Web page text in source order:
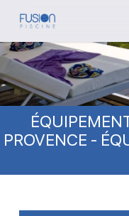
Skip
main
content
PROVENCE -